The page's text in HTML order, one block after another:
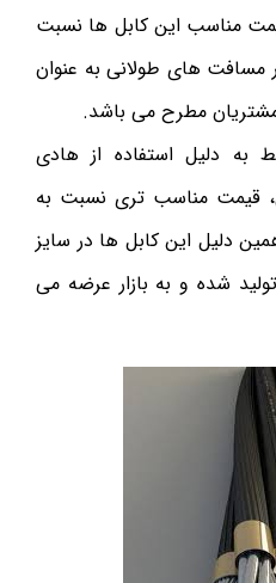
مناسب این کابل ها نسبت
مسافت های طولانی به عنوان
مطرح می باشد.
به دلیل استفاده از هادی
قیمت مناسب تری نسبت به
دلیل این کابل ها در سایز
های ۳۵، ۵۰، ۷۰، ۹۵ و ۱۲۰ تولید شده و به بازار عرضه می